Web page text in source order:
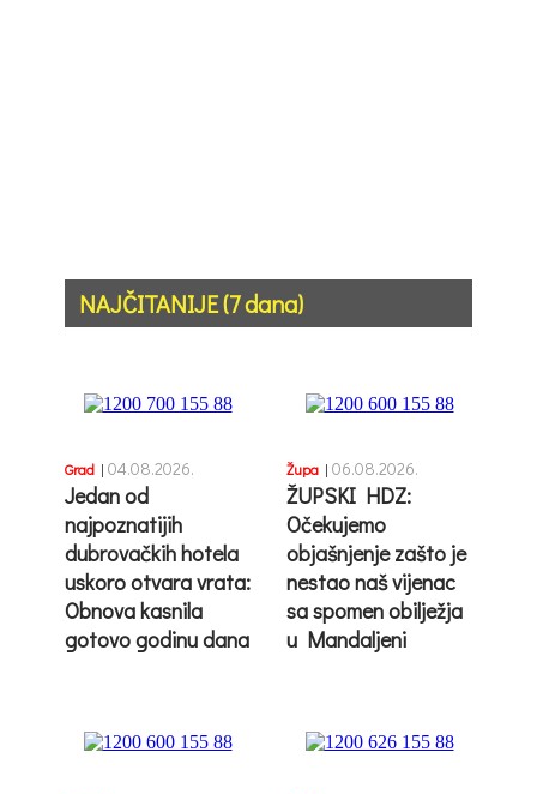
NAJČITANIJE (7 dana)
Grad | 04.08.2026.
Jedan od
najpoznatijih
dubrovačkih hotela
uskoro otvara vrata:
Obnova kasnila
gotovo godinu dana
Župa | 06.08.2026.
ŽUPSKI HDZ:
Očekujemo
objašnjenje zašto je
nestao naš vijenac
sa spomen obilježja
u Mandaljeni